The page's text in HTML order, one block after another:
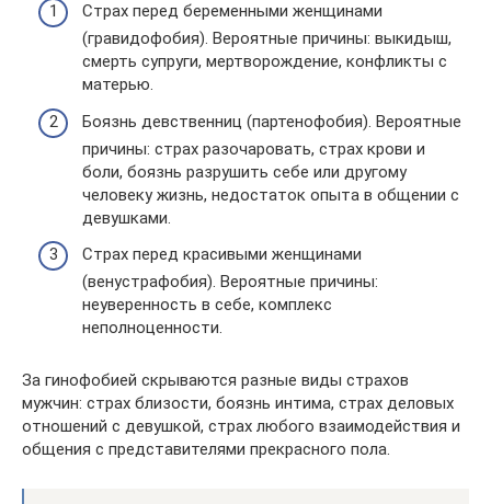
Страх перед беременными женщинами
(гравидофобия). Вероятные причины: выкидыш,
смерть супруги, мертворождение, конфликты с
матерью.
Боязнь девственниц (партенофобия). Вероятные
причины: страх разочаровать, страх крови и
боли, боязнь разрушить себе или другому
человеку жизнь, недостаток опыта в общении с
девушками.
Страх перед красивыми женщинами
(венустрафобия). Вероятные причины:
неуверенность в себе, комплекс
неполноценности.
За гинофобией скрываются разные виды страхов
мужчин: страх близости, боязнь интима, страх деловых
отношений с девушкой, страх любого взаимодействия и
общения с представителями прекрасного пола.